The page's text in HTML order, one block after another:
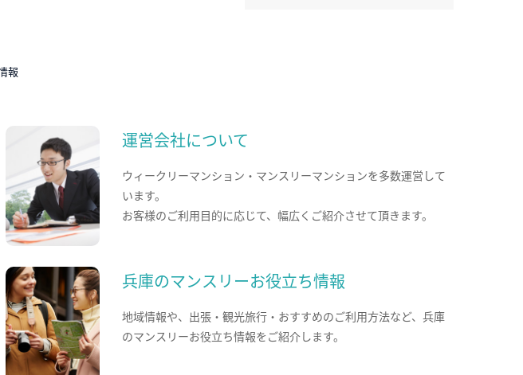
報
運営会社について
ウィークリーマンション・マンスリーマンションを多数運営して
います。
お客様のご利用目的に応じて、幅広くご紹介させて頂きます。
兵庫のマンスリーお役立ち情報
地域情報や、出張・観光旅行・おすすめのご利用方法など、兵庫
のマンスリーお役立ち情報をご紹介します。